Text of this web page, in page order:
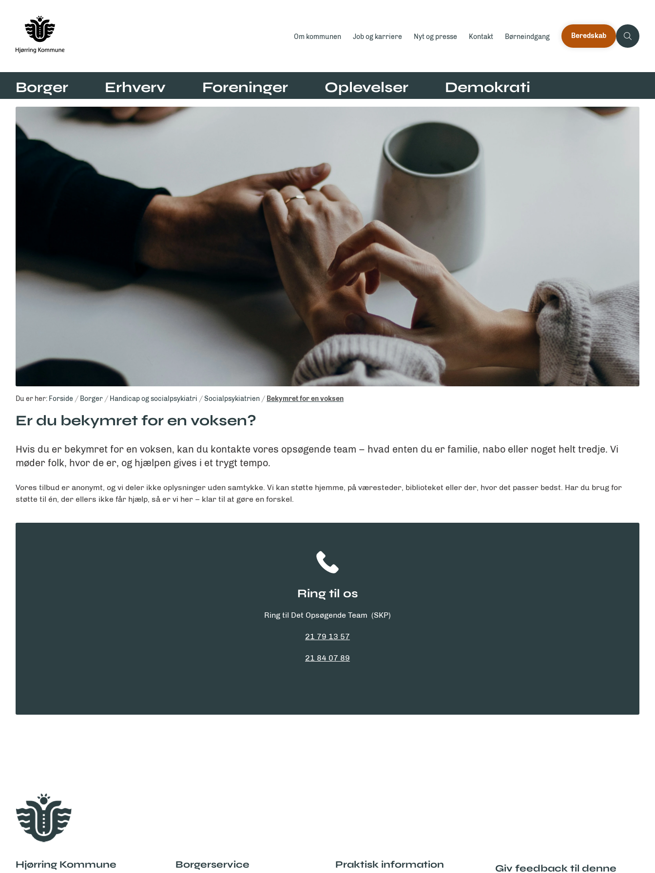
Om kommunen Job og karriere Nyt og presse Kontakt Børneindgang Beredskab
Borger Erhverv Foreninger Oplevelser Demokrati
Du er her: Forside Borger Handicap og socialpsykiatri Socialpsykiatrien Bekymret for en voksen
Er du bekymret for en voksen?
Hvis du er bekymret for en voksen, kan du kontakte vores opsøgende team – hvad enten du er familie, nabo eller noget helt tredje. Vi
møder folk, hvor de er, og hjælpen gives i et trygt tempo.
Vores tilbud er anonymt, og vi deler ikke oplysninger uden samtykke. Vi kan støtte hjemme, på væresteder, biblioteket eller der, hvor det passer bedst. Har du brug for
støtte til én, der ellers ikke får hjælp, så er vi her – klar til at gøre en forskel.
Ring til os
Ring til Det Opsøgende Team (SKP)
21 79 13 57
21 84 07 89
Hjørring Kommune Borgerservice Praktisk information Giv feedback til denne